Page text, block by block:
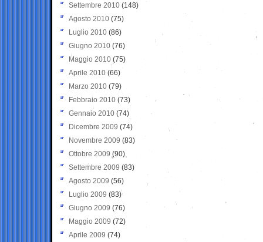
Settembre 2010 (148)
Agosto 2010 (75)
Luglio 2010 (86)
Giugno 2010 (76)
Maggio 2010 (75)
Aprile 2010 (66)
Marzo 2010 (79)
Febbraio 2010 (73)
Gennaio 2010 (74)
Dicembre 2009 (74)
Novembre 2009 (83)
Ottobre 2009 (90)
Settembre 2009 (83)
Agosto 2009 (56)
Luglio 2009 (83)
Giugno 2009 (76)
Maggio 2009 (72)
Aprile 2009 (74)